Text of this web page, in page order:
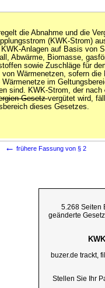
die Abnahme und die
(KWK-Strom)
Anlagen auf Basis von
Abwärme, Biomasse,
sowie Zuschläge für
von Wärmenetzen, sofern die
Wärmenetze im
sind. KWK-Strom, der nach
Gesetzvergütet wird,
dieses Gesetzes.
← frühere Fassung von § 2
5.268 Seiten
geänderte
buzer.de trackt,
Stellen Sie Ihr